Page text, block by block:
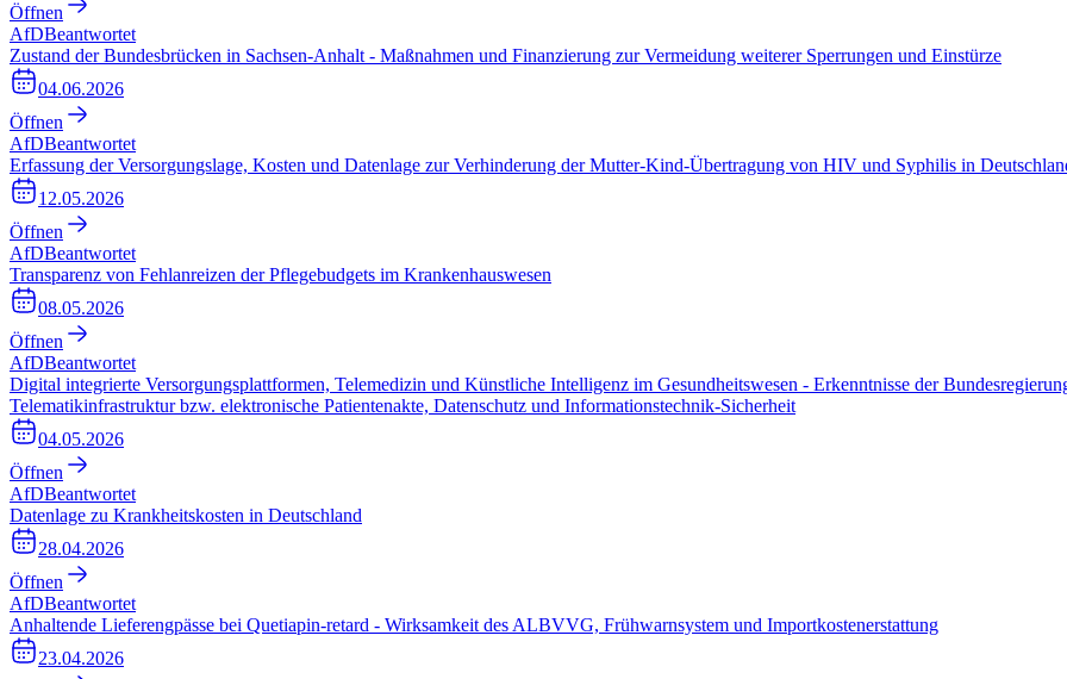
Öffnen
AfDBeantwortet
Zustand der Bundesbrücken in Sachsen-Anhalt - Maßnahmen und Finanzierung zur Vermeidung weiterer Sperrungen und Einstürze
04.06.2026
Öffnen
AfDBeantwortet
Erfassung der Versorgungslage, Kosten und Datenlage zur Verhinderung der Mutter-Kind-Übertragung von HIV und Syphilis in
12.05.2026
Öffnen
AfDBeantwortet
Transparenz von Fehlanreizen der Pflegebudgets im Krankenhauswesen
08.05.2026
Öffnen
AfDBeantwortet
Digital integrierte Versorgungsplattformen, Telemedizin und Künstliche Intelligenz im Gesundheitswesen - Erkenntnisse der
Telematikinfrastruktur bzw. elektronische Patientenakte, Datenschutz und Informationstechnik-Sicherheit
04.05.2026
Öffnen
AfDBeantwortet
Datenlage zu Krankheitskosten in Deutschland
28.04.2026
Öffnen
AfDBeantwortet
Anhaltende Lieferengpässe bei Quetiapin-retard - Wirksamkeit des ALBVVG, Frühwarnsystem und Importkostenerstattung
23.04.2026